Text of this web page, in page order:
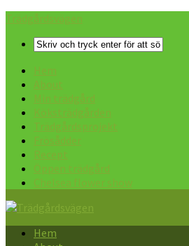
Trädgårdsvägen
Hem
About
Min trädgård
Köksträdgården
Trädgårdsprojekt
Frösådder
Recept
Öppen trädgård
Chelsea flower show
Hem